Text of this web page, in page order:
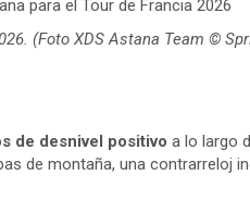
(Foto XDS Astana Team ©
de desnivel positivo a lo largo
de montaña, una contrarreloj